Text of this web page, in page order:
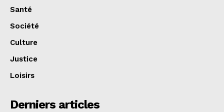
Santé
Société
Culture
Justice
Loisirs
Derniers articles